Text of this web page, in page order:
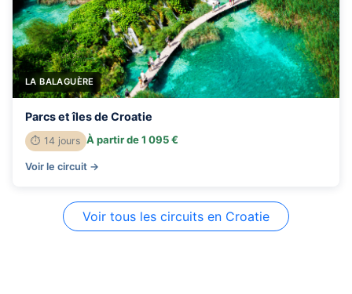
LA BALAGUÈRE
Parcs et îles de Croatie
⏱ 14 jours À partir de 1 095 €
Voir le circuit →
Voir tous les circuits en Croatie